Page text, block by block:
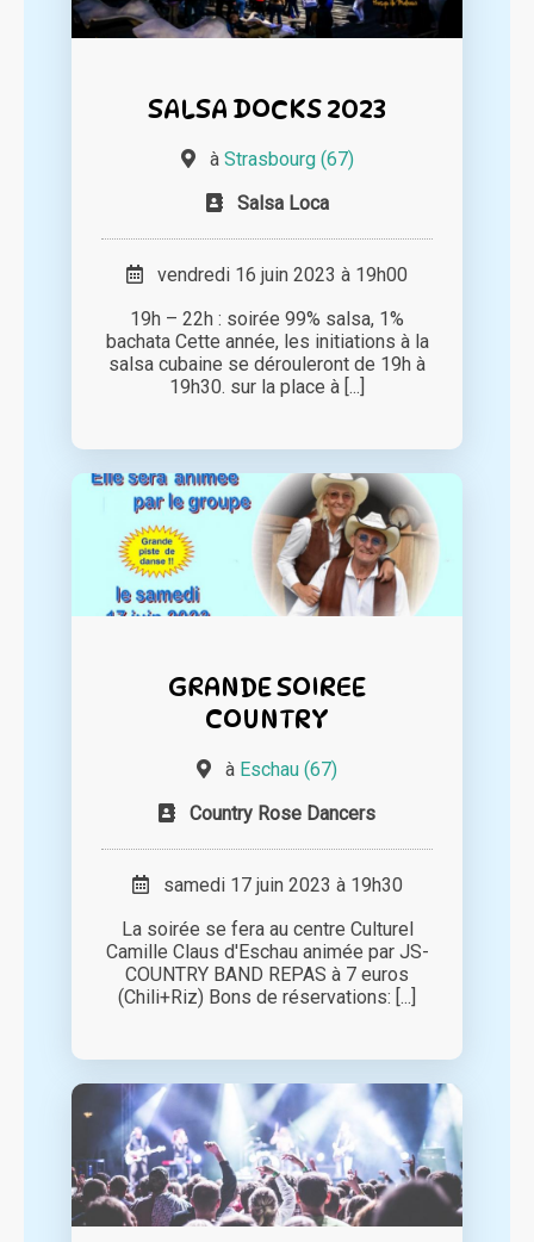
SALSA DOCKS 2023
à Strasbourg (67)
Salsa Loca
vendredi 16 juin 2023 à 19h00
19h – 22h : soirée 99% salsa, 1%
bachata Cette année, les initiations à la
salsa cubaine se dérouleront de 19h à
19h30. sur la place à [...]
GRANDE SOIREE
COUNTRY
à Eschau (67)
Country Rose Dancers
samedi 17 juin 2023 à 19h30
La soirée se fera au centre Culturel
Camille Claus d'Eschau animée par JS-
COUNTRY BAND REPAS à 7 euros
(Chili+Riz) Bons de réservations: [...]